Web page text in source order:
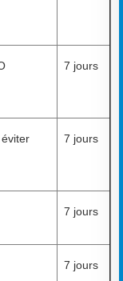
7 jours
7 jours
7 jours
7 jours